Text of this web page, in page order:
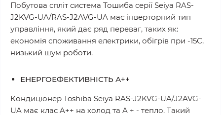
Побутова спліт система Тошиба серії Seiya RAS-
J2KVG-UA/RAS-J2AVG-UA має інверторний тип
управління, який дає ряд переваг, таких як:
економія споживання електрики, обігрів при -15С,
низький шум роботи.
ЕНЕРГОЕФЕКТИВНІСТЬ А++
Кондиціонер Toshiba Seiya RAS-J2KVG-UA/J2AVG-
UA має клас A++ на холод та A + - тепло. Такий